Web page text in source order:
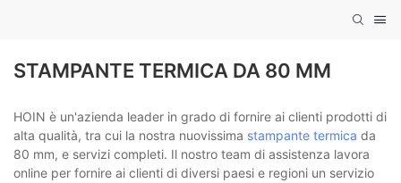
STAMPANTE TERMICA DA 80 MM
HOIN è un'azienda leader in grado di fornire ai clienti prodotti di
alta qualità, tra cui la nostra nuovissima stampante termica da
80 mm, e servizi completi. Il nostro team di assistenza lavora
online per fornire ai clienti di diversi paesi e regioni un servizio